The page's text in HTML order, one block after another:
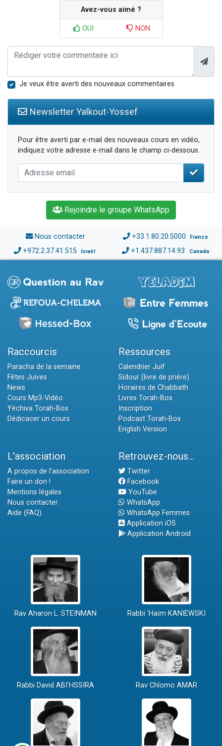
Avez-vous aimé ?
OUI NON
Je veux être averti des nouveaux commentaires
Newsletter Yalkout-Yossef
Pour être averti par e-mail des nouveaux cours en vidéo,
indiquez votre adresse e-mail dans le champ ci-dessous.
Rejoindre le groupe WhatsApp
Nous contacter +33.1.80.20.5000 France
+972.2.37.41.515 Israël +1.437.887.14.93 Canada
Raccourcis
Paracha de la semaine
Fêtes Juives
News
Cours Mp3-Vidéo
Yéchiva Torah-Box
Dédicacer un cours
Ressources
Calendrier Juif
Sidour (livre de prière)
Horaires de Chabbath
Livres Torah-Box
Inscription
Podcast Torah-Box
English Version
L'association
A propos de l'association
Faire un don !
Mentions légales
Nous contacter
Aide (FAQ)
Retrouvez-nous...
Twitter
Facebook
YouTube
WhatsApp
WhatsApp Femmes
Application iOS
Application Android
Rav Aharon L. STEINMAN Rabbi 'Haïm KANIEWSKI
Rabbi David ABI'HSSIRA Rav Chlomo AMAR